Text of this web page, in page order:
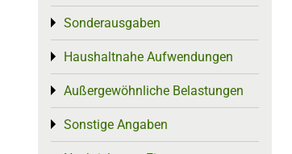
Sonderausgaben
Toggle menu
Haushaltnahe Aufwendungen
Toggle menu
Außergewöhnliche Belastungen
Toggle menu
Sonstige Angaben
Toggle menu